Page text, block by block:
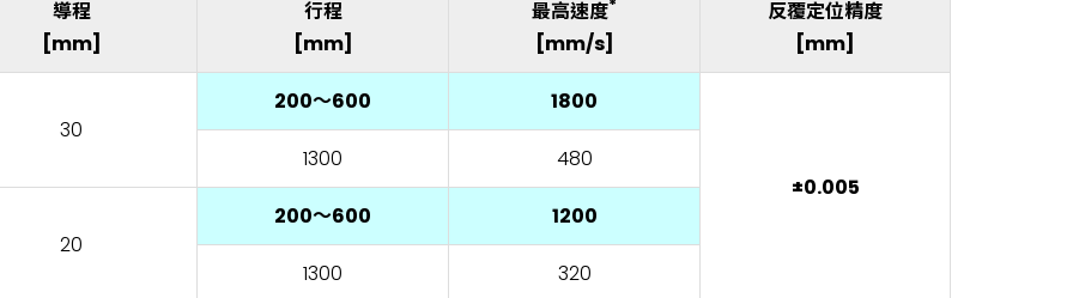
導程
[mm]
行程
[mm]
最高速度*
[mm/s]
反覆定位精度
[mm]
30
200～600 1800
±0.005
1300 480
20
200～600 1200
1300 320